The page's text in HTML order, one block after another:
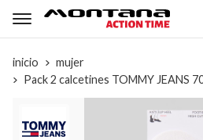
inicio
mujer
Pack 2 calcetines TOMMY JEANS